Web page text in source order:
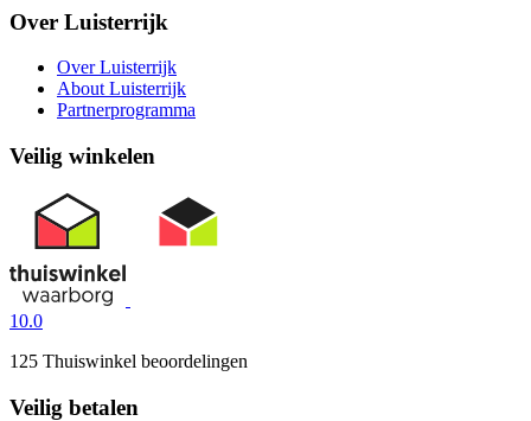
Over Luisterrijk
Over Luisterrijk
About Luisterrijk
Partnerprogramma
Veilig winkelen
10.0
125 Thuiswinkel beoordelingen
Veilig betalen